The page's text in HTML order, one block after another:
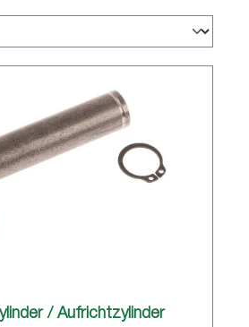
/ Aufrichtzylinder